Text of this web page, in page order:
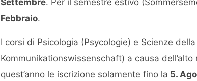
Febbraio.
I corsi di Psicologia (Psycologie) e Scienze
Kommunikationswissenschaft) a causa
quest’anno le iscrizione solamente fino la 5.